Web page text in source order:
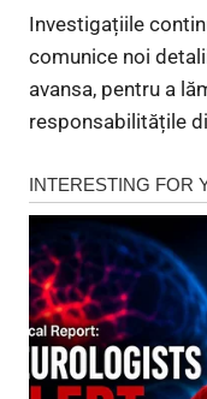
Investigațiile
comunice noi
avansa, pentru a
responsabilitățile